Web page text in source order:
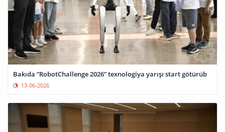
Bakıda “RobotChallenge 2026” texnologiya yarışı start götürüb
13-06-2026